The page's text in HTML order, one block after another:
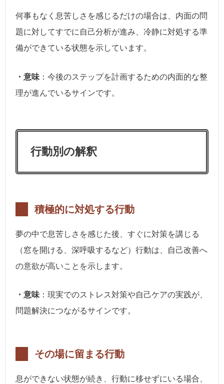
何事もなく息苦しさを感じるだけの場合は、内面の問
題に対してすでに自己分析が進み、冷静に対処する準
備ができている状態を示しています。
・意味 ：今後のステップを計画するための内面的な整
理が進んでいるサインです。
行動別の解釈
積極的に対処する行動
夢の中で息苦しさを感じた後、すぐに対策を講じる
（窓を開ける、深呼吸するなど）行動は、自己改善へ
の意欲が高いことを示します。
・意味 ：現実でのストレス対策や自己ケアの実践が、
問題解決につながるサインです。
その場に留まる行動
息ができない状態が続き、行動に移せずにいる場合、